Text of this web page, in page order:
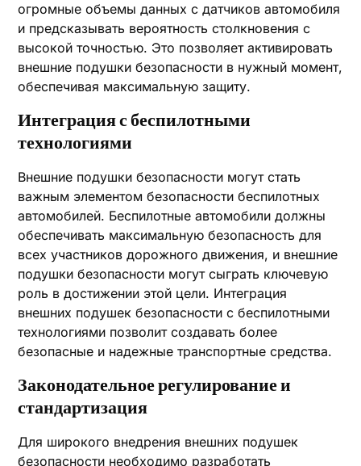
огромные объемы данных с датчиков автомобиля
и предсказывать вероятность столкновения с
высокой точностью. Это позволяет активировать
внешние подушки безопасности в нужный момент,
обеспечивая максимальную защиту.
Интеграция с беспилотными
технологиями
Внешние подушки безопасности могут стать
важным элементом безопасности беспилотных
автомобилей. Беспилотные автомобили должны
обеспечивать максимальную безопасность для
всех участников дорожного движения, и внешние
подушки безопасности могут сыграть ключевую
роль в достижении этой цели. Интеграция
внешних подушек безопасности с беспилотными
технологиями позволит создавать более
безопасные и надежные транспортные средства.
Законодательное регулирование и
стандартизация
Для широкого внедрения внешних подушек
безопасности необходимо разработать